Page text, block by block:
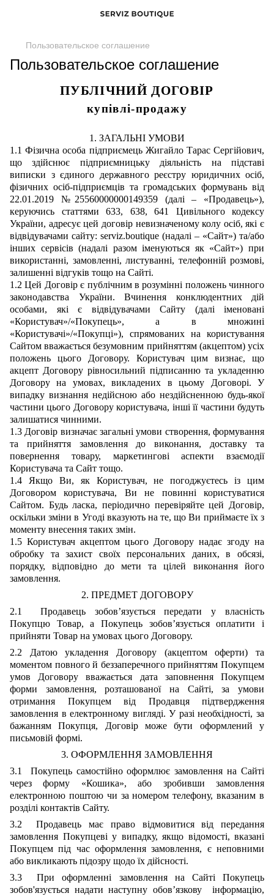
Пользовательское соглашение
Пользовательское соглашение
ПУБЛІЧНИЙ ДОГОВІР
купівлі-продажу
1. ЗАГАЛЬНІ УМОВИ
1.1 Фізична особа підприємець Жигайло Тарас Сергійович,
що здійснює підприємницьку діяльність на підставі
виписки з єдиного державного реєстру юридичних осіб,
фізичних осіб-підприємців та громадських формувань від
22.01.2019 №25560000000149359 (далі – «Продавець»),
керуючись статтями 633, 638, 641 Цивільного кодексу
України, адресує цей договір невизначеному колу осіб, які є
відвідувачами сайту: serviz.boutique (надалі – «Сайт») та/або
інших сервісів (надалі разом іменуються як «Cайт») при
використанні, замовленні, листуванні, телефонній розмові,
залишенні відгуків тощо на Сайті.
1.2 Цей Договір є публічним в розумінні положень чинного
законодавства України. Вчинення конклюдентних дій
особами, які є відвідувачами Сайту (далі іменовані
«Користувач»/«Покупець», а в множині
«Користувачі»/«Покупці»), спрямованих на користування
Сайтом вважається безумовним прийняттям (акцептом) усіх
положень цього Договору. Користувач цим визнає, що
акцепт Договору рівносильний підписанню та укладенню
Договору на умовах, викладених в цьому Договорі. У
випадку визнання недійсною або нездійсненною будь-якої
частини цього Договору користувача, інші її частини будуть
залишатися чинними.
1.3 Договір визначає загальні умови створення, формування
та прийняття замовлення до виконання, доставку та
повернення товару, маркетингові аспекти взаємодії
Користувача та Сайт тощо.
1.4 Якщо Ви, як Користувач, не погоджуєтесь із цим
Договором користувача, Ви не повинні користуватися
Сайтом. Будь ласка, періодично перевіряйте цей Договір,
оскільки зміни в Угоді вказують на те, що Ви приймаєте їх з
моменту внесення таких змін.
1.5 Користувач акцептом цього Договору надає згоду на
обробку та захист своїх персональних даних, в обсязі,
порядку, відповідно до мети та цілей виконання його
замовлення.
2. ПРЕДМЕТ ДОГОВОРУ
2.1 Продавець зобов’язується передати у власність
Покупцю Товар, а Покупець зобов’язується оплатити і
прийняти Товар на умовах цього Договору.
2.2 Датою укладення Договору (акцептом оферти) та
моментом повного й беззаперечного прийняттям Покупцем
умов Договору вважається дата заповнення Покупцем
форми замовлення, розташованої на Сайті, за умови
отримання Покупцем від Продавця підтвердження
замовлення в електронному вигляді. У разі необхідності, за
бажанням Покупця, Договір може бути оформлений у
письмовій формі.
3. ОФОРМЛЕННЯ ЗАМОВЛЕННЯ
3.1 Покупець самостійно оформлює замовлення на Сайті
через форму «Кошика», або зробивши замовлення
електронною поштою чи за номером телефону, вказаним в
розділі контактів Сайту.
3.2 Продавець має право відмовитися від передання
замовлення Покупцеві у випадку, якщо відомості, вказані
Покупцем під час оформлення замовлення, є неповними
або викликають підозру щодо їх дійсності.
3.3 При оформленні замовлення на Сайті Покупець
зобов'язується надати наступну обов’язкову інформацію,